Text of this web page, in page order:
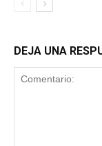
DEJA UNA